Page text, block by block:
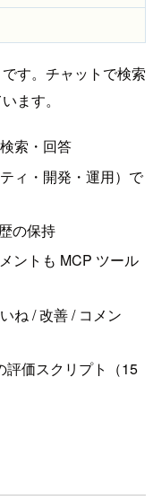
す。チャットで検索
ます。
索・回答
ィ・開発・運用）で
の保持
ントも MCP ツール
ね / 改善 / コメン
評価スクリプト（15